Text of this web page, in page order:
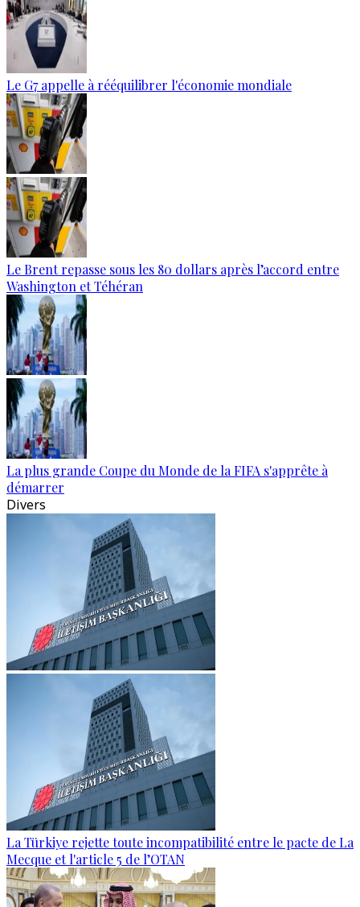
Le G7 appelle à rééquilibrer l'économie mondiale
Le Brent repasse sous les 80 dollars après l’accord entre
Washington et Téhéran
La plus grande Coupe du Monde de la FIFA s'apprête à
démarrer
Divers
La Türkiye rejette toute incompatibilité entre le pacte de La
Mecque et l'article 5 de l’OTAN